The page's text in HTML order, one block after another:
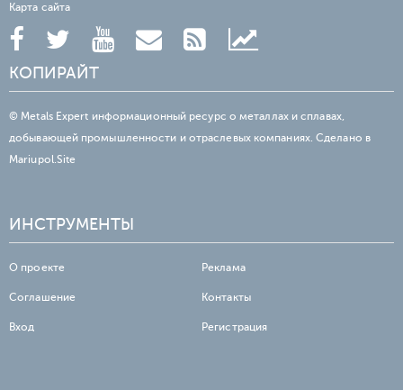
Карта сайта
КОПИРАЙТ
© Metals Expert информационный ресурс о металлах и сплавах,
добывающей промышленности и отраслевых компаниях. Сделано в
Mariupol.Site
ИНСТРУМЕНТЫ
О проекте Реклама
Соглашение Контакты
Вход Регистрация